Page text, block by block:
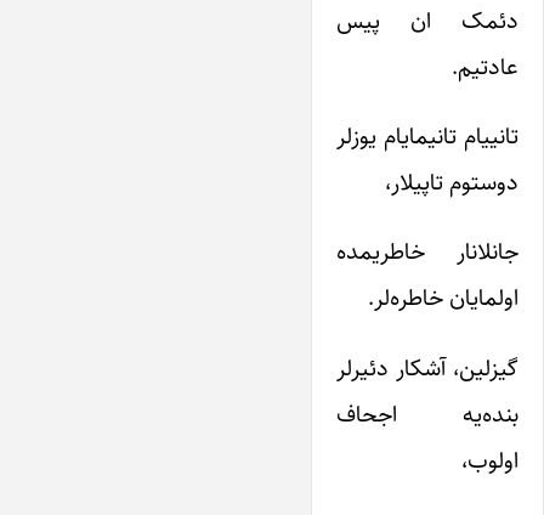
دئمک ان پیس
عادتیم.
تانییام تانیمایام یوزلر
دوستوم تاپیلار،
جانلانار خاطریمده
اولمایان خاطره‌لر.
گیزلین، آشکار دئیرلر
بنده‌یه اجحاف
اولوب،